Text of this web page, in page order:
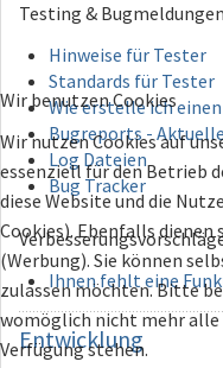
Testing & Bugmeldungen
Hinweise für Tester
Standards für Tester
Wie erstelle ich
Bugreports -
Log Dateien
Bug Tracker
Ihnen fehlt eine
Entwicklung
Wir benutzen Cookies
Wir nutzen Cookies auf
essenziell für den Betrieb
diese Website und die
Cookies). Ebenfalls dienen
(Werbung). Sie können
zulassen möchten. Bitte
womöglich nicht mehr
Verfügung stehen.